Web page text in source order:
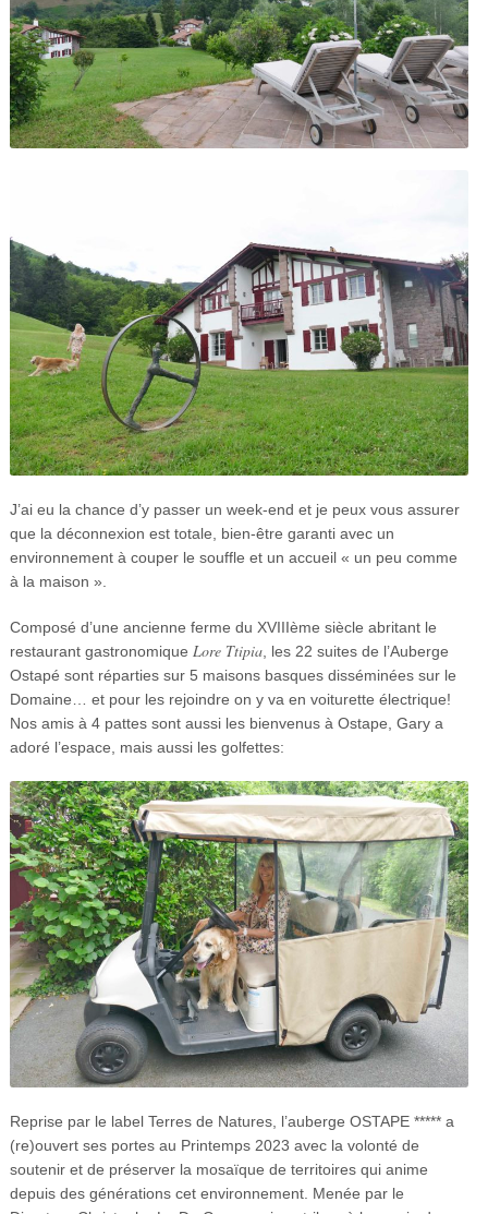
J’ai eu la chance d’y passer un week-end et je peux vous assurer
que la déconnexion est totale, bien-être garanti avec un
environnement à couper le souffle et un accueil « un peu comme
à la maison ».
Composé d’une ancienne ferme du XVIIIème siècle abritant le
restaurant gastronomique Lore Ttipia, les 22 suites de l’Auberge
Ostapé sont réparties sur 5 maisons basques disséminées sur le
Domaine… et pour les rejoindre on y va en voiturette électrique!
Nos amis à 4 pattes sont aussi les bienvenus à Ostape, Gary a
adoré l’espace, mais aussi les golfettes:
Reprise par le label Terres de Natures, l’auberge OSTAPE ***** a
(re)ouvert ses portes au Printemps 2023 avec la volonté de
soutenir et de préserver la mosaïque de territoires qui anime
depuis des générations cet environnement. Menée par le